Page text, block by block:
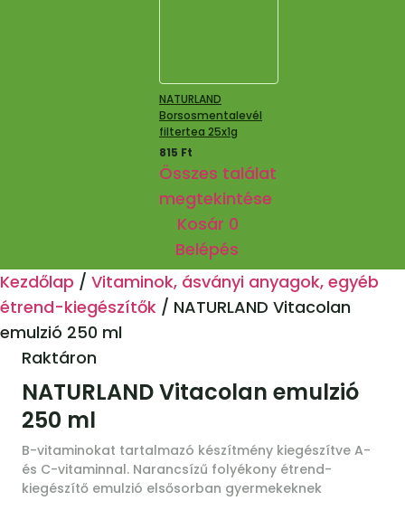
NATURLAND
Borsosmentalevél
filtertea 25x1g
815 Ft
Összes találat
megtekintése
Kosár 0
Belépés
Kezdőlap / Vitaminok, ásványi anyagok, egyéb
étrend-kiegészítők / NATURLAND Vitacolan
emulzió 250 ml
Raktáron
NATURLAND Vitacolan emulzió
250 ml
B-vitaminokat tartalmazó készítmény kiegészítve A-
és C-vitaminnal. Narancsízű folyékony étrend-
kiegészítő emulzió elsősorban gyermekeknek